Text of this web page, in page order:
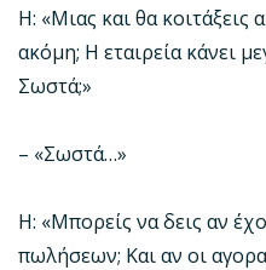
Η: «Μιας και θα κοιτάξεις
ακόμη; Η εταιρεία κάνει
Σωστά;»
– «Σωστά…»
Η: «Μπορείς να δεις αν
πωλήσεων; Και αν οι